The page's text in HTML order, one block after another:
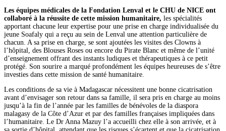
Les équipes médicales de la Fondation Lenval et le CHU de NICE ont
collaboré à la réussite de cette mission humanitaire, les spécialités
apportant chacune leur expertise pour une prise en charge individualisée du
jeune Soafaly qui a reçu au sein de Lenval une attention particulière de
chacun. A sa prise en charge, se sont ajoutées les visites des Clowns à
l’hôpital, des Blouses Roses ou encore du Pirate Blanc et même de l’unité
d’enseignement offrant des instants ludiques et thérapeutiques à ce petit
protégé. Son sourire a marqué profondément les équipes heureuses de s’être
investies dans cette mission de santé humanitaire.
Les conditions de sa vie à Madagascar nécessitent une bonne cicatrisation
avant d’envisager son retour dans sa famille, il sera pris en charge au moins
jusqu’à la fin de l’année par les familles de bénévoles de la diaspora
malagasy de la Côte d’Azur et par des familles françaises impliquées dans
l’humanitaire. Le Dr Anna Mazuy l’a accueilli chez elle à son arrivée, et à